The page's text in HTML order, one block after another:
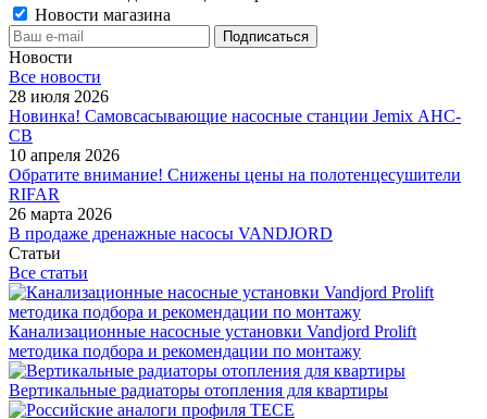
Новости магазина
Новости
Все новости
28 июля 2026
Новинка! Самовсасывающие насосные станции Jemix АНС-
СВ
10 апреля 2026
Обратите внимание! Снижены цены на полотенцесушители
RIFAR
26 марта 2026
В продаже дренажные насосы VANDJORD
Статьи
Все статьи
Канализационные насосные установки Vandjord Prolift
методика подбора и рекомендации по монтажу
Вертикальные радиаторы отопления для квартиры